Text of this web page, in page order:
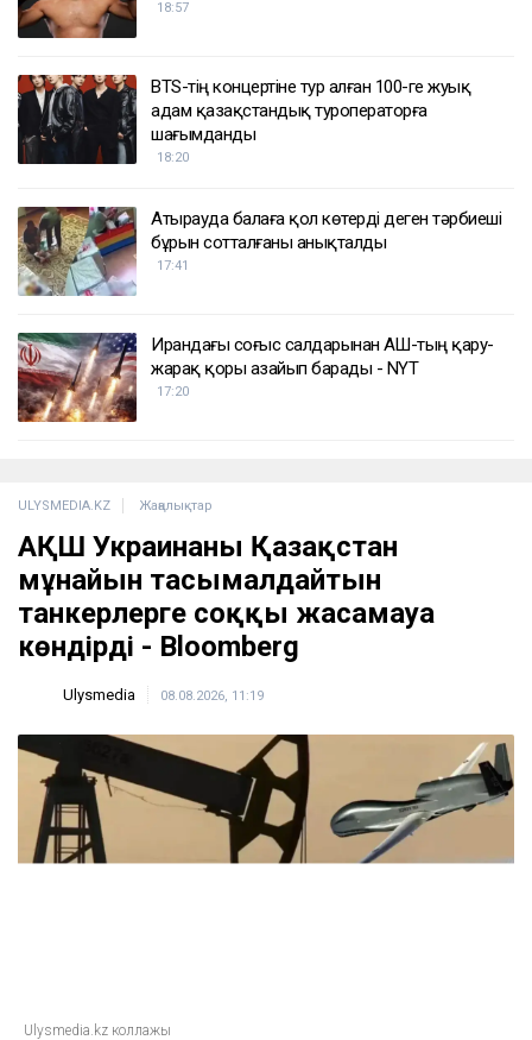
18:57
BTS-тің концертіне тур алған 100-ге жуық
адам қазақстандық туроператорға
шағымданды
18:20
Атырауда балаға қол көтерді деген тәрбиеші
бұрын сотталғаны анықталды
17:41
Ирандағы соғыс салдарынан АҚШ-тың қару-
жарақ қоры азайып барады - NYT
17:20
ULYSMEDIA.KZ Жаңалықтар
АҚШ Украинаны Қазақстан
мұнайын тасымалдайтын
танкерлерге соққы жасамауға
көндірді - Bloomberg
Ulysmedia 08.08.2026, 11:19
Ulysmedia.kz коллажы